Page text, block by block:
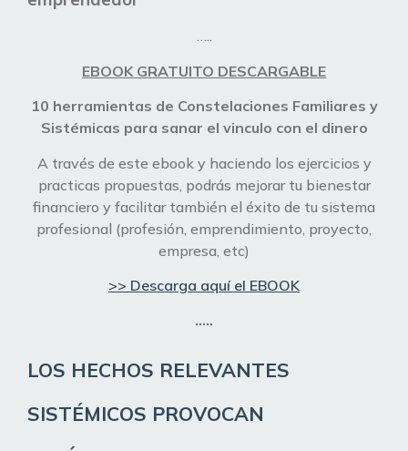
…..
EBOOK GRATUITO DESCARGABLE
10 herramientas de Constelaciones Familiares y
Sistémicas para sanar el vinculo con el dinero
A través de este ebook y haciendo los ejercicios y
practicas propuestas, podrás mejorar tu bienestar
financiero y facilitar también el éxito de tu sistema
profesional (profesión, emprendimiento, proyecto,
empresa, etc)
>> Descarga aquí el EBOOK
…..
LOS HECHOS RELEVANTES
SISTÉMICOS PROVOCAN